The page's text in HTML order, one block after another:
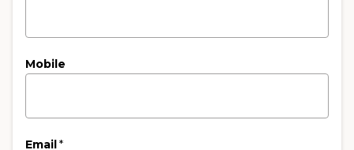
Mobile
Email*